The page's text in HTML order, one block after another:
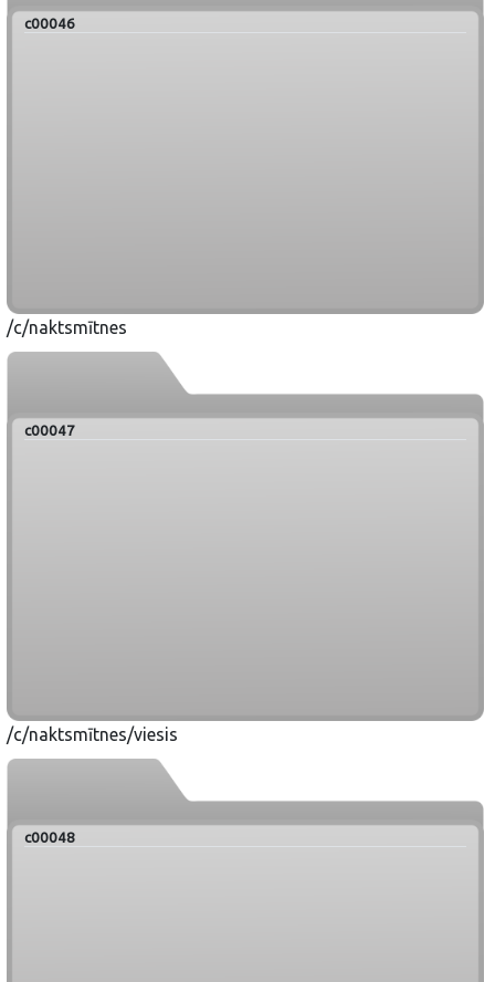
c00046
/c/naktsmītnes
c00047
/c/naktsmītnes/viesis
c00048